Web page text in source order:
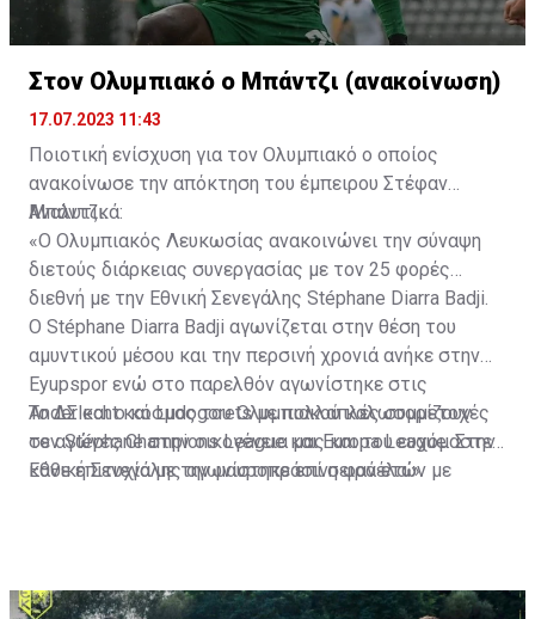
Στον Ολυμπιακό ο Μπάντζι (ανακοίνωση)
17.07.2023 11:43
Ποιοτική ενίσχυση για τον Ολυμπιακό ο οποίος
ανακοίνωσε την απόκτηση του έμπειρου Στέφαν
Μπάντζι.
Αναλυτικά:
«Ο Ολυμπιακός Λευκωσίας ανακοινώνει την σύναψη
διετούς διάρκειας συνεργασίας με τον 25 φορές
διεθνή με την Εθνική Σενεγάλης Stéphane Diarra Badji.
Ο Stéphane Diarra Badji αγωνίζεται στην θέση του
αμυντικού μέσου και την περσινή χρονιά ανήκε στην
Eyupspor ενώ στο παρελθόν αγωνίστηκε στις
Anderlecht και Ludogorets με πολλαπλές συμμετοχές
σε αγώνες Champions League και Europa League. Στην
Εθνική Σενεγάλης αγωνίστηκε επί σειρά ετών με
άριστη τοποθέτηση σε όλο τον χώρο του κέντρου.
Το ΔΣ και ο κόσμος του Ολυμπιακού καλωσορίζουν
τον Stéphane στην οικογένεια μας και του ευχόμαστε
κάθε επιτυχία με την μαυροπράσινη φανέλα.»